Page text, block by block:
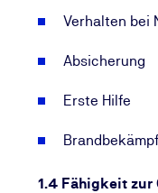
Verhalten bei
Absicherung
Erste Hilfe
1.4 Fähigkeit